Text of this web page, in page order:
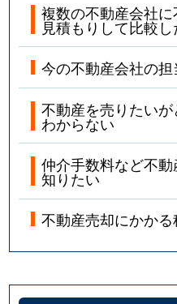
複数の不動産会社
見積もりして比較
今の不動産会社の
不動産を売りたい
わからない
仲介手数料など不
知りたい
不動産売却にかか